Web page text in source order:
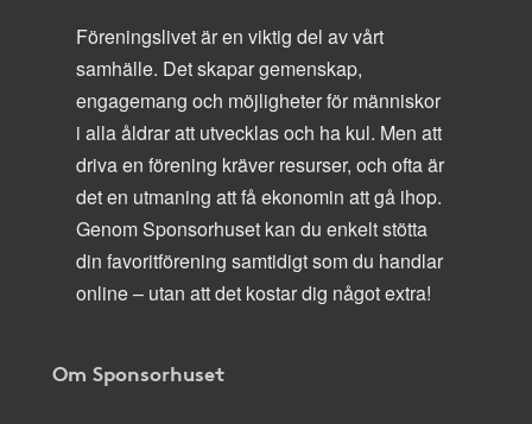
Föreningslivet är en viktig del av vårt
samhälle. Det skapar gemenskap,
engagemang och möjligheter för människor
i alla åldrar att utvecklas och ha kul. Men att
driva en förening kräver resurser, och ofta är
det en utmaning att få ekonomin att gå ihop.
Genom Sponsorhuset kan du enkelt stötta
din favoritförening samtidigt som du handlar
online – utan att det kostar dig något extra!
Om Sponsorhuset